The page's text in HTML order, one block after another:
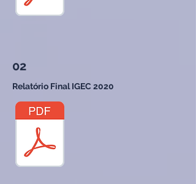
02
Relatório Final IGEC 2020